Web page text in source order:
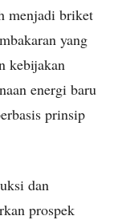
menjadi briket
yang
kebijakan
energi baru
prinsip
dan
prospek